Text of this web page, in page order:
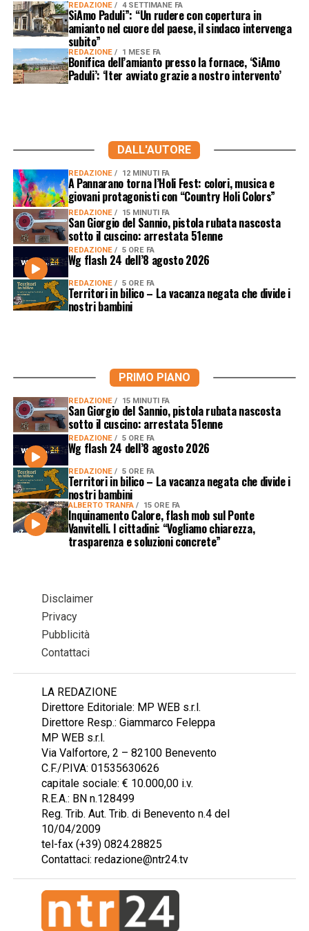
REDAZIONE 4 SETTIMANE FA
SiAmo Paduli”: “Un rudere con copertura in
amianto nel cuore del paese, il sindaco intervenga
subito”
REDAZIONE 1 MESE FA
Bonifica dell’amianto presso la fornace, ‘SiAmo
Paduli’: ‘Iter avviato grazie a nostro intervento’
DALL'AUTORE
REDAZIONE 12 MINUTI FA
A Pannarano torna l’Holi Fest: colori, musica e
giovani protagonisti con “Country Holi Colors”
REDAZIONE 15 MINUTI FA
San Giorgio del Sannio, pistola rubata nascosta
sotto il cuscino: arrestata 51enne
REDAZIONE 5 ORE FA
Wg flash 24 dell’8 agosto 2026
REDAZIONE 5 ORE FA
Territori in bilico – La vacanza negata che divide i
nostri bambini
PRIMO PIANO
REDAZIONE 15 MINUTI FA
San Giorgio del Sannio, pistola rubata nascosta
sotto il cuscino: arrestata 51enne
REDAZIONE 5 ORE FA
Wg flash 24 dell’8 agosto 2026
REDAZIONE 5 ORE FA
Territori in bilico – La vacanza negata che divide i
nostri bambini
ALBERTO TRANFA 15 ORE FA
Inquinamento Calore, flash mob sul Ponte
Vanvitelli. I cittadini: “Vogliamo chiarezza,
trasparenza e soluzioni concrete”
Disclaimer
Privacy
Pubblicità
Contattaci
LA REDAZIONE
Direttore Editoriale: MP WEB s.r.l.
Direttore Resp.: Giammarco Feleppa
MP WEB s.r.l.
Via Valfortore, 2 – 82100 Benevento
C.F./P.IVA: 01535630626
capitale sociale: € 10.000,00 i.v.
R.E.A.: BN n.128499
Reg. Trib. Aut. Trib. di Benevento n.4 del
10/04/2009
tel-fax (+39) 0824.28825
Contattaci: redazione@ntr24.tv